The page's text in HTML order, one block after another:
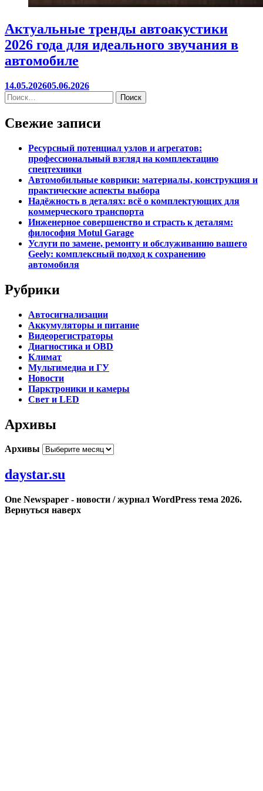
Актуальные тренды автоакустики
2026 года для идеального звучания в
автомобиле
14.05.202605.06.2026
Свежие записи
Ресурсный потенциал узлов и агрегатов:
профессиональный взгляд на комплектацию
спецтехники
Автомобильные коврики: материалы, конструкция и
практические аспекты выбора
Надёжность в деталях: всё о комплектующих для
коммерческого транспорта
Инженерное совершенство и страсть к деталям:
философия Motul Garage
Услуги по замене, ремонту и обслуживанию вашего
Geely: комплексный подход к сохранению
автомобиля
Рубрики
Автосигнализации
Аккумуляторы и питание
Видеорегистраторы
Диагностика и OBD
Климат
Мультимедиа и ГУ
Новости
Парктроники и камеры
Свет и LED
Архивы
Архивы
daystar.su
One Newspaper - новости / журнал WordPress тема 2026.
Вернуться наверх